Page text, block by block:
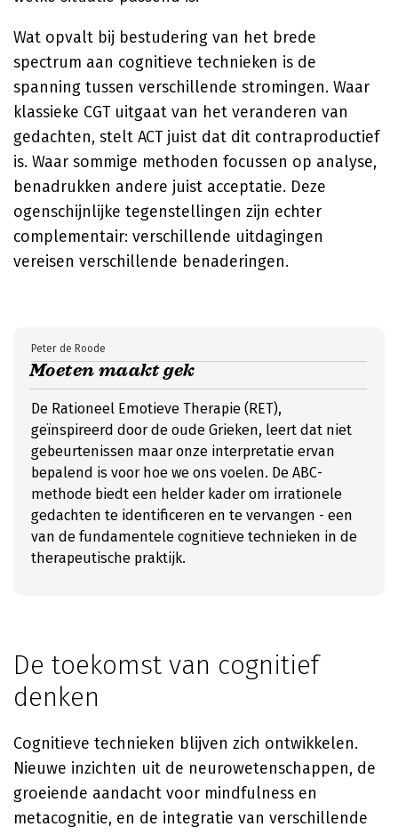
Wat opvalt bij bestudering van het brede
spectrum aan cognitieve technieken is de
spanning tussen verschillende stromingen. Waar
klassieke CGT uitgaat van het veranderen van
gedachten, stelt ACT juist dat dit contraproductief
is. Waar sommige methoden focussen op analyse,
benadrukken andere juist acceptatie. Deze
ogenschijnlijke tegenstellingen zijn echter
complementair: verschillende uitdagingen
vereisen verschillende benaderingen.
Moeten maakt gek
Peter de Roode
De Rationeel Emotieve Therapie (RET),
geïnspireerd door de oude Grieken, leert dat niet
gebeurtenissen maar onze interpretatie ervan
bepalend is voor hoe we ons voelen. De ABC-
methode biedt een helder kader om irrationele
gedachten te identificeren en te vervangen - een
van de fundamentele cognitieve technieken in de
therapeutische praktijk.
De toekomst van cognitief
denken
Cognitieve technieken blijven zich ontwikkelen.
Nieuwe inzichten uit de neurowetenschappen, de
groeiende aandacht voor mindfulness en
metacognitie, en de integratie van verschillende